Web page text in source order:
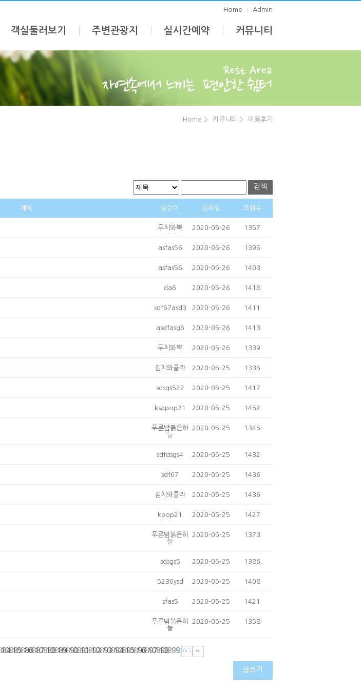
객실둘러보기 주변관광지 실시간예약 커뮤니티
Home Admin
Home > 커뮤니티 > 이용후기
검색
제목 글쓴이 등록일 조회수
두치와뿍 2020-05-26 1357
asfas56 2020-05-26 1395
asfas56 2020-05-26 1403
da6 2020-05-26 1418
sdf67asd3 2020-05-26 1411
asdfasg6 2020-05-26 1413
두치와뿍 2020-05-26 1339
김치와콜라 2020-05-25 1335
sdsgs522 2020-05-25 1417
ksapop21 2020-05-25 1452
푸른밤붉은하
늘
2020-05-25 1345
sdfdsgs4 2020-05-25 1432
sdf67 2020-05-25 1436
김치와콜라 2020-05-25 1436
kpop21 2020-05-25 1427
푸른밤붉은하
늘
2020-05-25 1373
sdsgs5 2020-05-25 1386
5236ysd 2020-05-25 1408
sfas5 2020-05-25 1421
푸른밤붉은하
늘
2020-05-25 1358
10885108861088710888108891089010891108921089310894108951089610897108981089910900